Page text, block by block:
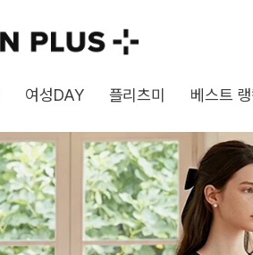
여성DAY 플리츠미 베스트